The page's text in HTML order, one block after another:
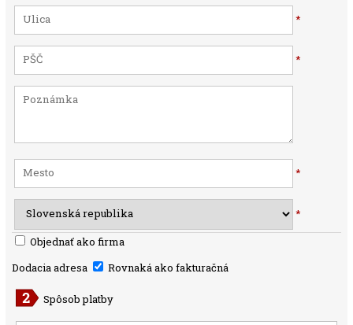
*
*
*
*
Objednať ako firma
Dodacia adresa
Rovnaká ako fakturačná
Spôsob platby